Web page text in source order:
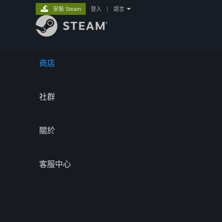
商店
社群
關於
客服中心
安裝 Steam 登入 語言